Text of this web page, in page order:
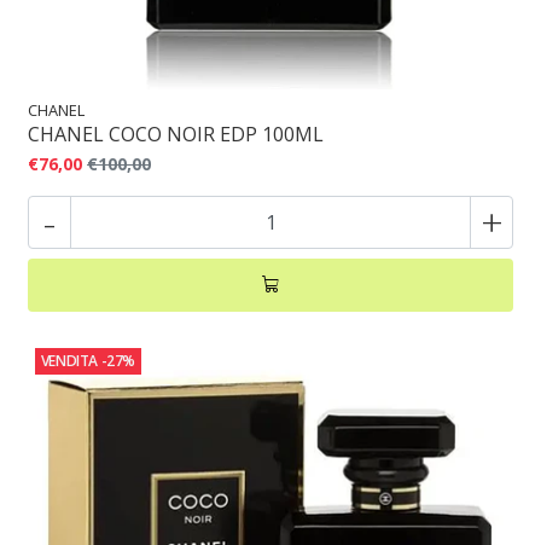
CHANEL
CHANEL COCO NOIR EDP 100ML
€76,00 €100,00
- +
VENDITA -27%